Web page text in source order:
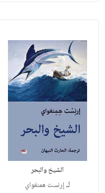
الشيخ والبحر
لـإرنست همنغواي